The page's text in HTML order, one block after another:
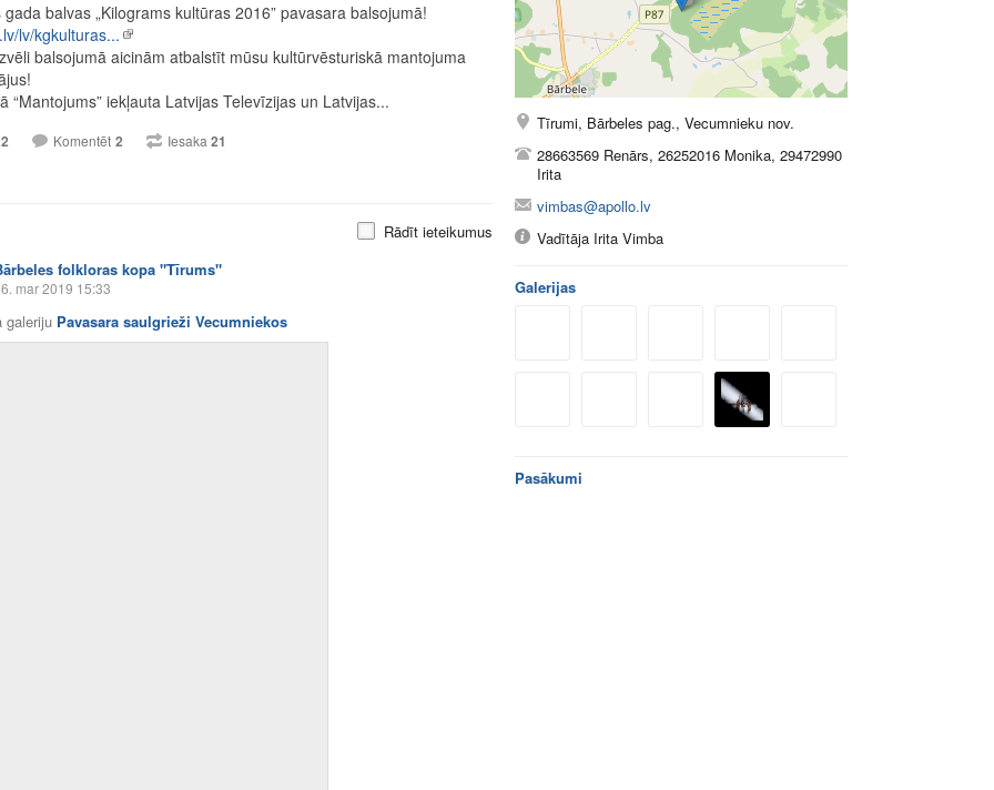
gada balvas „Kilograms kultūras 2016” pavasara balsojumā!
lv/kgkulturas...
balsojumā aicinām atbalstīt mūsu kultūrvēsturiskā mantojuma
“Mantojums” iekļauta Latvijas Televīzijas un Latvijas...
Komentēt 2 Iesaka 21
Rādīt ieteikumus
folkloras kopa "Tīrums"
mar 2019 15:33
galeriju Pavasara saulgrieži Vecumniekos
Tīrumi, Bārbeles pag., Vecumnieku nov.
28663569 Renārs, 26252016 Monika, 29472990
Irita
vimbas@apollo.lv
Vadītāja Irita Vimba
Galerijas
Pasākumi